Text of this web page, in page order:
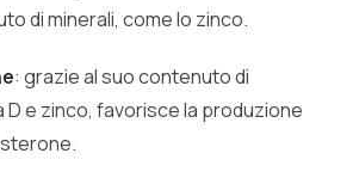
di minerali, come lo zinco.
: grazie al suo contenuto di
D e zinco, favorisce la produzione